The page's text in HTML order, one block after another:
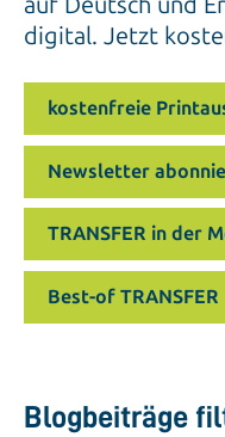
digital. Jetzt
kostenfreie
Newsletter
TRANSFER in der
Best-of TRANSFER
Blogbeiträge